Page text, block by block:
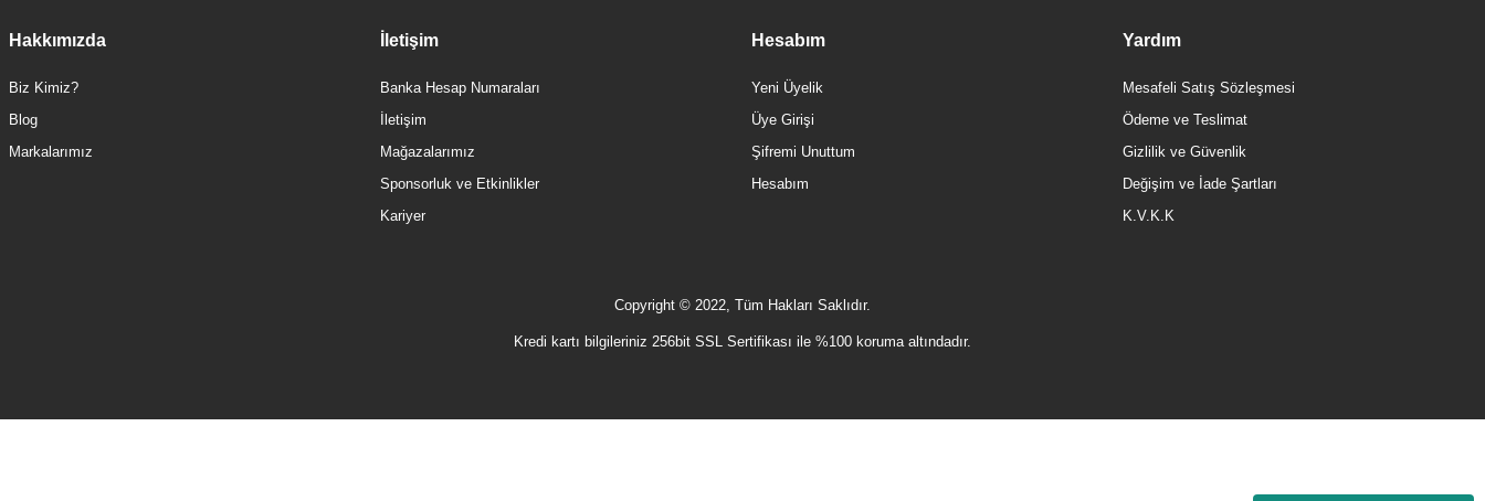
Hakkımızda
Biz Kimiz?
Blog
Markalarımız
İletişim
Banka Hesap Numaraları
İletişim
Mağazalarımız
Sponsorluk ve Etkinlikler
Kariyer
Hesabım
Yeni Üyelik
Üye Girişi
Şifremi Unuttum
Hesabım
Yardım
Mesafeli Satış Sözleşmesi
Ödeme ve Teslimat
Gizlilik ve Güvenlik
Değişim ve İade Şartları
K.V.K.K
Copyright © 2022, Tüm Hakları Saklıdır.
Kredi kartı bilgileriniz 256bit SSL Sertifikası ile %100 koruma altındadır.